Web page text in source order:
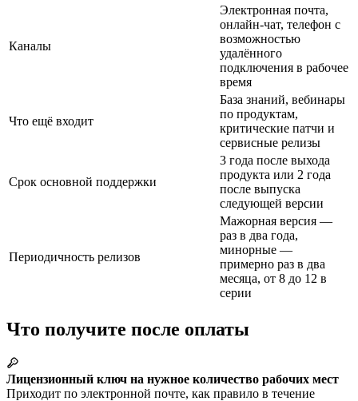
Каналы
Электронная почта,
онлайн-чат, телефон с
возможностью
удалённого
подключения в рабочее
время
Что ещё входит
База знаний, вебинары
по продуктам,
критические патчи и
сервисные релизы
Срок основной поддержки
3 года после выхода
продукта или 2 года
после выпуска
следующей версии
Периодичность релизов
Мажорная версия —
раз в два года,
минорные —
примерно раз в два
месяца, от 8 до 12 в
серии
Что получите после оплаты
Лицензионный ключ на нужное количество рабочих мест
Приходит по электронной почте, как правило в течение